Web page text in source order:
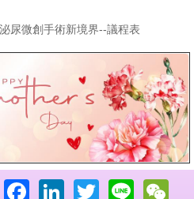
尿微創手術新境界--議程表
Facebook
LinkedIn
Twitter
Line